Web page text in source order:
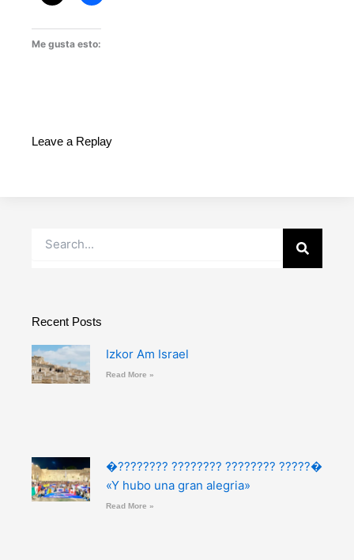
Me gusta esto:
Leave a Replay
Recent Posts
Izkor Am Israel
Read More »
�???????? ???????? ???????? ?????�
«Y hubo una gran alegria»
Read More »